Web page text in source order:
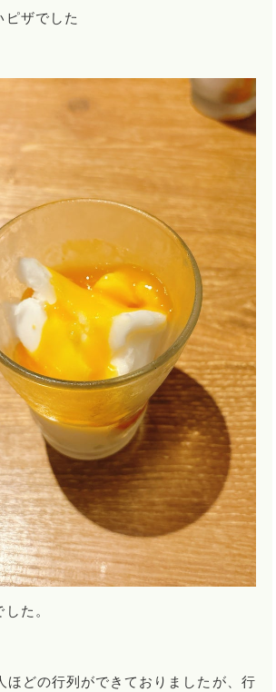
ピザでした
た。
ほどの行列ができておりましたが、行